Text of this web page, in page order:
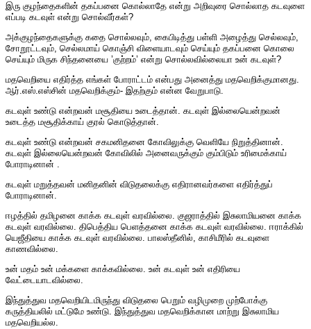
இரு குழந்தைகளின் தகப்பனை கொல்லாதே என்று அறிவுரை சொல்லாத கடவுளை
எப்படி கடவுள் என்று சொல்வீர்கள்?
அக்குழந்தைகளுக்கு கதை சொல்லவும், கைபிடித்து பள்ளி அழைத்து செல்லவும்,
சோறூட்டவும், செல்லமாய் கொஞ்சி விளையாடவும் செய்யும் தகப்பனை கொலை
செய்யும் மிருக சிந்தனையை ’குற்றம்’ என்று சொல்லவில்லையா உன் கடவுள்?
மதவெறியை எதிர்த்த எங்கள் போராட்டம் என்பது அனைத்து மதவெறிக்குமானது.
ஆர்.எஸ்.எஸ்சின் மதவெறிக்கும்- இதற்கும் என்ன வேறுபாடு.
கடவுள் உண்டு என்றவன் மசூதியை உடைத்தான். கடவுள் இல்லையென்றவன்
உடைத்த மசூதிக்காய் குரல் கொடுத்தான்.
கடவுள் உண்டு என்றவன் சகமனிதனை கோவிலுக்கு வெளியே நிறுத்தினான்.
கடவுள் இல்லையென்றவன் கோவிலில் அனைவருக்கும் கும்பிடும் உரிமைக்காய்
போராடினான் .
கடவுள் மறுத்தவன் மனிதனின் விடுதலைக்கு எதிரானவர்களை எதிர்த்துப்
போராடினான்.
ஈழத்தில் தமிழனை காக்க கடவுள் வரவில்லை. குஜராத்தில் இசுலாமியனை காக்க
கடவுள் வரவில்லை. திபெத்திய பெளத்தனை காக்க கடவுள் வரவில்லை. ஈராக்கில்
யெஜீதியை காக்க கடவுள் வரவில்லை. பாலஸ்தீனில், காசிமீரில் கடவுளை
காணவில்லை.
உன் மதம் உன் மக்களை காக்கவில்லை. உன் கடவுள் உன் எதிரியை
வேட்டையாடவில்லை.
இந்துத்துவ மதவெறியிடமிருந்து விடுதலை பெறும் வழிமுறை முற்போக்கு
கருத்தியலில் மட்டுமே உண்டு. இந்துத்துவ மதவெறிக்கான மாற்று இசுலாமிய
மதவெறியல்ல.